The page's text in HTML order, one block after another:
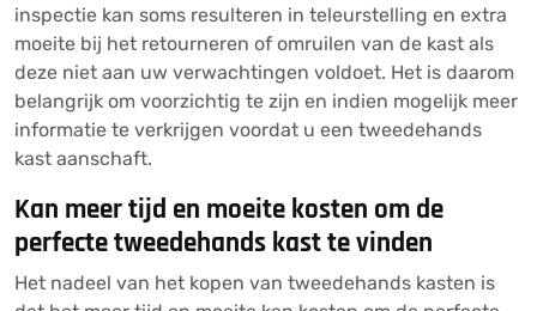
inspectie kan soms resulteren in teleurstelling en extra
moeite bij het retourneren of omruilen van de kast als
deze niet aan uw verwachtingen voldoet. Het is daarom
belangrijk om voorzichtig te zijn en indien mogelijk meer
informatie te verkrijgen voordat u een tweedehands
kast aanschaft.
Kan meer tijd en moeite kosten om de
perfecte tweedehands kast te vinden
Het nadeel van het kopen van tweedehands kasten is